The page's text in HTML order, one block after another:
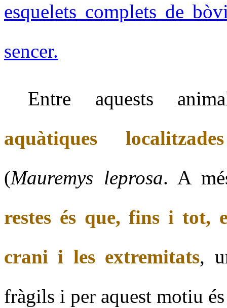
esquelets complets de
sencer.
Entre aquests
aquàtiques
(Mauremys leprosa. A
restes és que, fins i tot,
crani i les extremitats,
fràgils i per aquest motiu